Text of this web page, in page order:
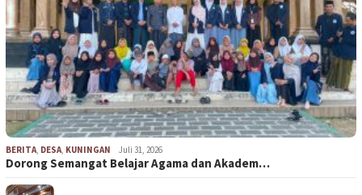
BERITA, DESA, KUNINGAN Juli 31, 2026
Dorong Semangat Belajar Agama dan Akadem…